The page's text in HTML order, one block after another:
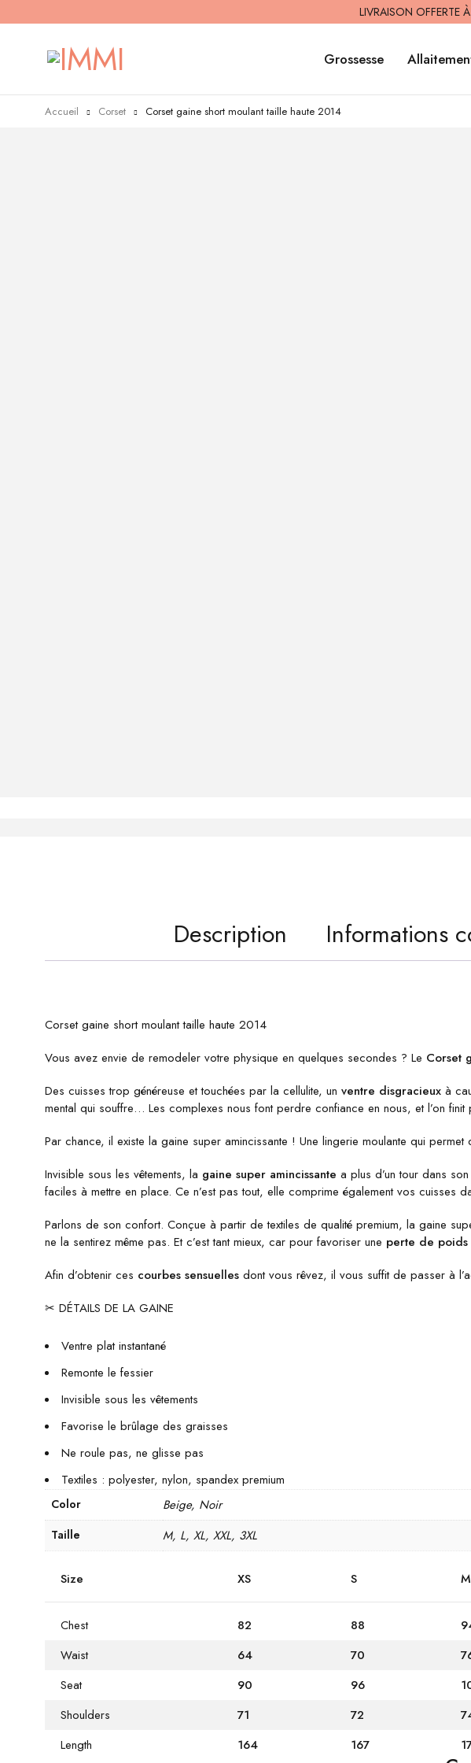
LIVRAISON OFFERTE
Grossesse
Accueil Corset Corset gaine short moulant taille haute 2014
Description Informations
Corset gaine short moulant taille haute 2014
Vous avez envie de remodeler votre physique en quelques secondes ? Le Corset
Des cuisses trop généreuse et touchées par la cellulite, un ventre disgracieux à
mental qui souffre… Les complexes nous font perdre confiance en nous, et l’on
Par chance, il existe la gaine super amincissante ! Une lingerie moulante qui permet
Invisible sous les vêtements, la gaine super amincissante a plus d’un tour dans
faciles à mettre en place. Ce n’est pas tout, elle comprime également vos cuisses
Parlons de son confort. Conçue à partir de textiles de qualité premium, la gaine
ne la sentirez même pas. Et c’est tant mieux, car pour favoriser une perte de
Afin d’obtenir ces courbes sensuelles dont vous rêvez, il vous suffit de passer à
✂ DÉTAILS DE LA GAINE
Ventre plat instantané
Remonte le fessier
Invisible sous les vêtements
Favorise le brûlage des graisses
Ne roule pas, ne glisse pas
Textiles : polyester, nylon, spandex premium
Color Beige, Noir
Taille M, L, XL, XXL, 3XL
Size XS S M
Chest 82 88
Waist
64 70
Seat
90 96
Shoulders
71 72
Length
164 167